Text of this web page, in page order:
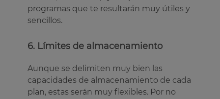
programas que te resultarán muy útiles y
sencillos.
6. Límites de almacenamiento
Aunque se delimiten muy bien las
capacidades de almacenamiento de cada
plan, estas serán muy flexibles. Por no